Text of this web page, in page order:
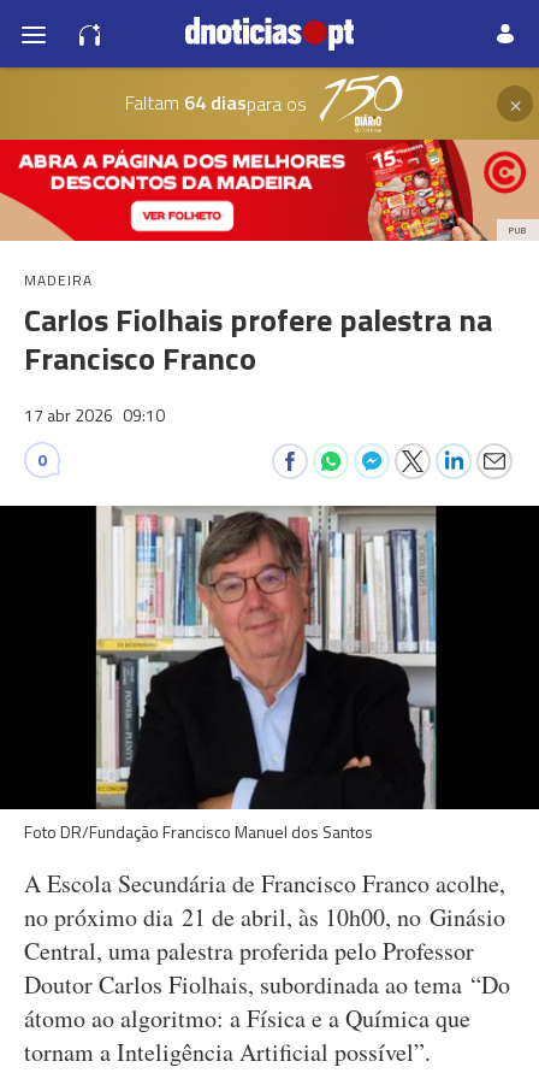
Faltam 64 diaspara os ×
PUB
MADEIRA
Carlos Fiolhais profere palestra na
Francisco Franco
17 abr 2026 09:10
0
Foto DR/Fundação Francisco Manuel dos Santos
A Escola Secundária de Francisco Franco acolhe,
no próximo dia 21 de abril, às 10h00, no Ginásio
Central, uma palestra proferida pelo Professor
Doutor Carlos Fiolhais, subordinada ao tema “Do
átomo ao algoritmo: a Física e a Química que
tornam a Inteligência Artificial possível”.